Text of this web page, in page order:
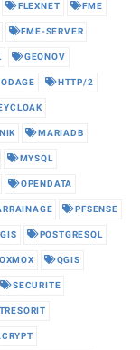
FLEXNET FME
FME-SERVER
GEONOV
HTTP/2
MARIADB
MYSQL
OPENDATA
PFSENSE
POSTGRESQL
QGIS
SECURITE
TRESORIT